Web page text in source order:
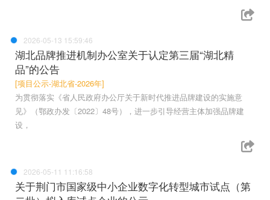
2026-05-13 15:59:46
湖北品牌推进机制办公室关于认定第三届“湖北精
品”的公告
[项目公示-湖北省-2026年]
为贯彻落实《省人民政府办公厅关于新时代推进品牌建设的实施意
见》（鄂政办发〔2022〕48号），进一步引导经营主体加强品牌建
设，
2026-05-11 11:16:58
关于荆门市国家级中小企业数字化转型城市试点（第